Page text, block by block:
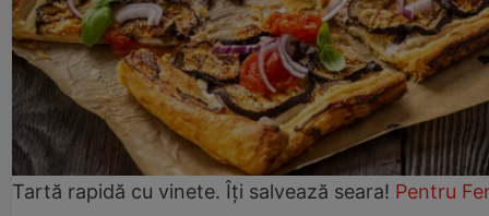
Tartă rapidă cu vinete. Îți salvează seara! Pentru